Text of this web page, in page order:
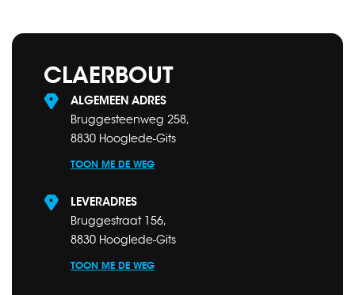
CLAERBOUT
ALGEMEEN ADRES
Bruggesteenweg 258,
8830 Hooglede-Gits
TOON ME DE WEG
LEVERADRES
Bruggestraat 156,
8830 Hooglede-Gits
TOON ME DE WEG